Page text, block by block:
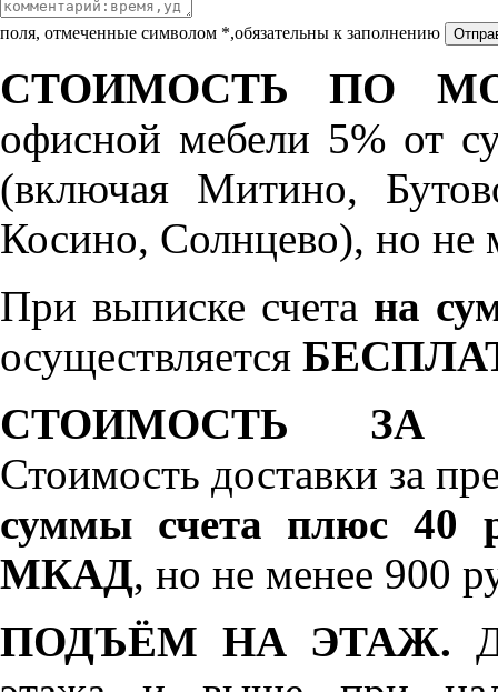
поля, отмеченные символом *,обязательны к заполнению
СТОИМОСТЬ ПО
офисной мебели 5% от
(включая Митино,
Косино, Солнцево), но не
При выписке счета на
осуществляется
СТОИМОСТЬ ЗА
Стоимость доставки за
суммы счета плюс 40
МКАД, но не менее 900
ПОДЪЁМ НА ЭТАЖ.